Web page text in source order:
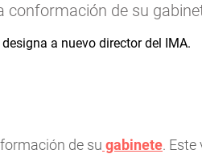
de su
de su gabinete. Este